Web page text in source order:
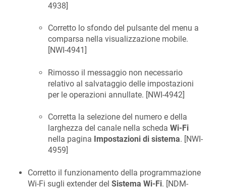
4938]
Corretto lo sfondo del pulsante del menu a
comparsa nella visualizzazione mobile.
[NWI-4941 ]
Rimosso il messaggio non necessario
relativo al salvataggio delle impostazioni
per le operazioni annullate. [NWI-4942]
Corretta la selezione del numero e della
larghezza del canale nella scheda Wi-Fi
nella pagina Impostazioni di sistema. [NWI-
4959]
Corretto il funzionamento della programmazione
Wi-Fi sugli extender del Sistema Wi-Fi. [NDM-